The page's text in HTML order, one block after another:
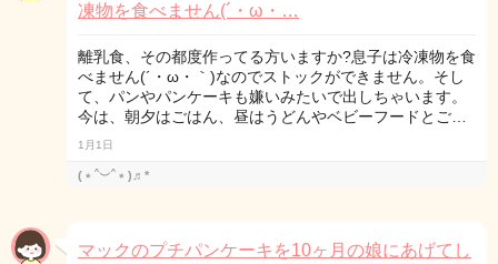
凍物を食べません(´・ω・…
離乳食、その都度作ってる方いますか?息子は冷凍物を食
べません(´・ω・｀)なのでストックができません。そし
て、パンやパンケーキも嫌いみたいで出しちゃいます。
今は、朝夕はごはん、昼はうどんやベビーフードとご…
1月1日
(﹡ˆ︶ˆ﹡)♬*
マックのプチパンケーキを10ヶ月の娘にあげてし